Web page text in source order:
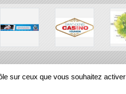
sur ceux que vous souhaitez activer